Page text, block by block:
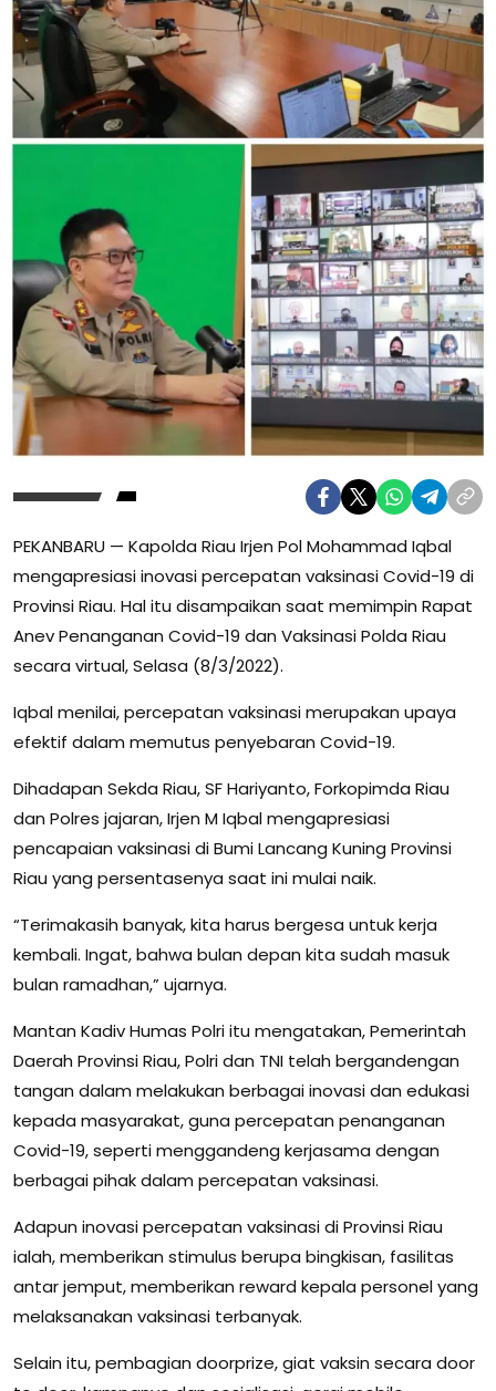
PEKANBARU — Kapolda Riau Irjen Pol Mohammad Iqbal
mengapresiasi inovasi percepatan vaksinasi Covid-19 di
Provinsi Riau. Hal itu disampaikan saat memimpin Rapat
Anev Penanganan Covid-19 dan Vaksinasi Polda Riau
secara virtual, Selasa (8/3/2022).
Iqbal menilai, percepatan vaksinasi merupakan upaya
efektif dalam memutus penyebaran Covid-19.
Dihadapan Sekda Riau, SF Hariyanto, Forkopimda Riau
dan Polres jajaran, Irjen M Iqbal mengapresiasi
pencapaian vaksinasi di Bumi Lancang Kuning Provinsi
Riau yang persentasenya saat ini mulai naik.
“Terimakasih banyak, kita harus bergesa untuk kerja
kembali. Ingat, bahwa bulan depan kita sudah masuk
bulan ramadhan,” ujarnya.
Mantan Kadiv Humas Polri itu mengatakan, Pemerintah
Daerah Provinsi Riau, Polri dan TNI telah bergandengan
tangan dalam melakukan berbagai inovasi dan edukasi
kepada masyarakat, guna percepatan penanganan
Covid-19, seperti menggandeng kerjasama dengan
berbagai pihak dalam percepatan vaksinasi.
Adapun inovasi percepatan vaksinasi di Provinsi Riau
ialah, memberikan stimulus berupa bingkisan, fasilitas
antar jemput, memberikan reward kepala personel yang
melaksanakan vaksinasi terbanyak.
Selain itu, pembagian doorprize, giat vaksin secara door